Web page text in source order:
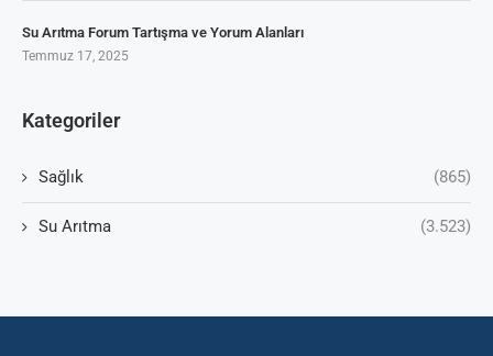
Su Arıtma Forum Tartışma ve Yorum Alanları
Temmuz 17, 2025
Kategoriler
Sağlık (865)
Su Arıtma (3.523)